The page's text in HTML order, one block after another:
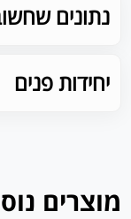
נתונים
יחידות פנים
מוצרים